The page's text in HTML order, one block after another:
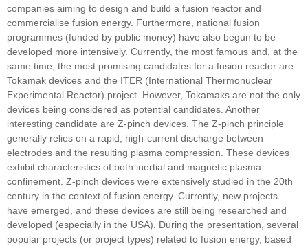
companies aiming to design and build a fusion reactor and
commercialise fusion energy. Furthermore, national fusion
programmes (funded by public money) have also begun to be
developed more intensively. Currently, the most famous and, at the
same time, the most promising candidates for a fusion reactor are
Tokamak devices and the ITER (International Thermonuclear
Experimental Reactor) project. However, Tokamaks are not the only
devices being considered as potential candidates. Another
interesting candidate are Z-pinch devices. The Z-pinch principle
generally relies on a rapid, high-current discharge between
electrodes and the resulting plasma compression. These devices
exhibit characteristics of both inertial and magnetic plasma
confinement. Z-pinch devices were extensively studied in the 20th
century in the context of fusion energy. Currently, new projects
have emerged, and these devices are still being researched and
developed (especially in the USA). During the presentation, several
popular projects (or project types) related to fusion energy, based